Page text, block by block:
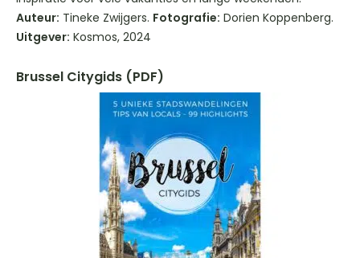
Auteur: Tineke Zwijgers. Fotografie: Dorien Koppenberg.
Uitgever: Kosmos, 2024
Brussel Citygids (PDF)